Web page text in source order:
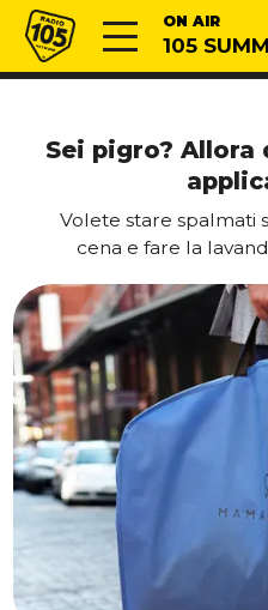
Vai al contenuto
Radio 105 ON AIR
105
Sei pigro? Allora
Volete stare spalmati
cena e fare la